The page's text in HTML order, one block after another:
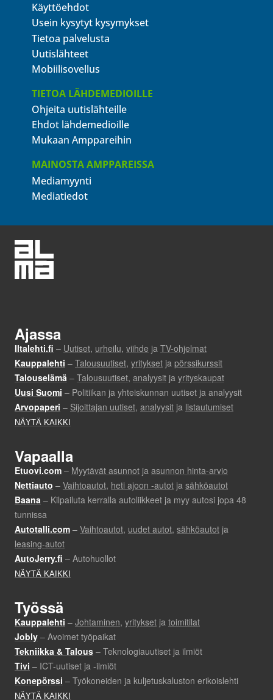
Käyttöehdot
Usein kysytyt kysymykset
Tietoa palvelusta
Uutislähteet
Mobiilisovellus
TIETOA LÄHDEMEDIOILLE
Ohjeita uutislähteille
Ehdot lähdemedioille
Mukaan Amppareihin
MAINOSTA AMPPAREISSA
Mediamyynti
Mediatiedot